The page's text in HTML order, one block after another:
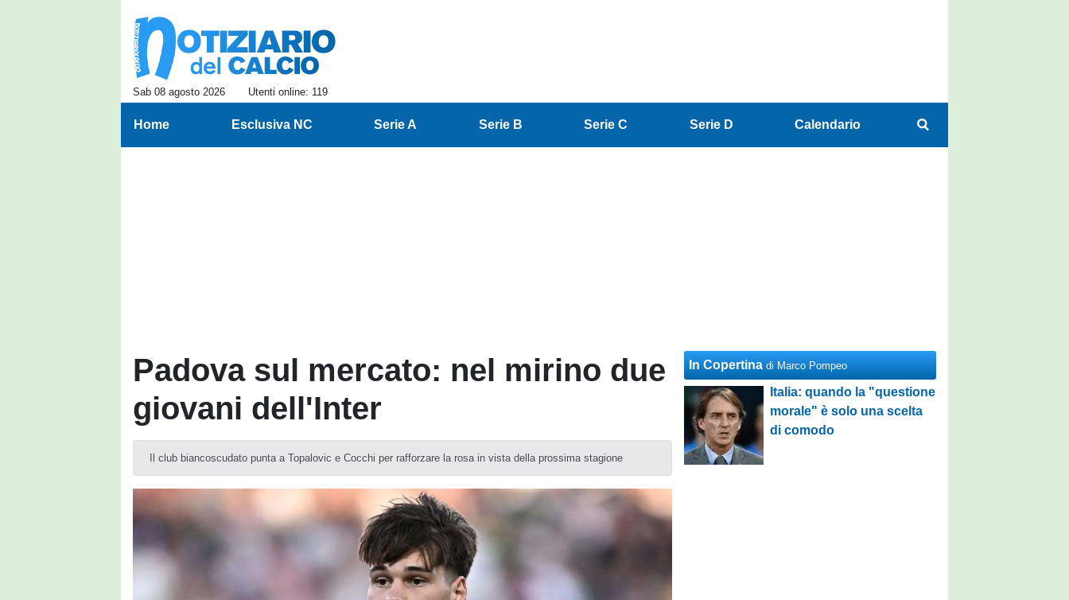
Sab 08 agosto 2026 Utenti online: 119
Home Esclusiva NC Serie A Serie B Serie C Serie D Calendario
Padova sul mercato: nel mirino due
giovani dell'Inter
Il club biancoscudato punta a Topalovic e Cocchi per rafforzare la rosa in vista della prossima stagione
In Copertina di Marco Pompeo
Italia: quando la "questione
morale" è solo una scelta
di comodo